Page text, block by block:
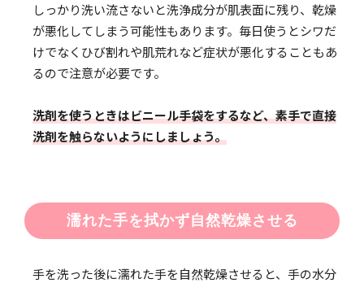
しっかり洗い流さないと洗浄成分が肌表面に残り、乾燥
が悪化してしまう可能性もあります。毎日使うとシワだ
けでなくひび割れや肌荒れなど症状が悪化することもあ
るので注意が必要です。
洗剤を使うときはビニール手袋をするなど、素手で直接
洗剤を触らないようにしましょう。
濡れた手を拭かず自然乾燥させる
手を洗った後に濡れた手を自然乾燥させると、手の水分